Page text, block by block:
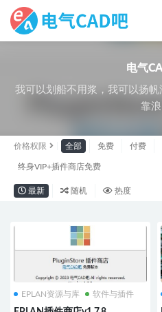
电气
我可以划船不用浆，我可以扬
靠
价格权限 全部 免费 付费
终身VIP+插件商店免费
最新 随机 热度
EPLAN资源与库 软件与插件